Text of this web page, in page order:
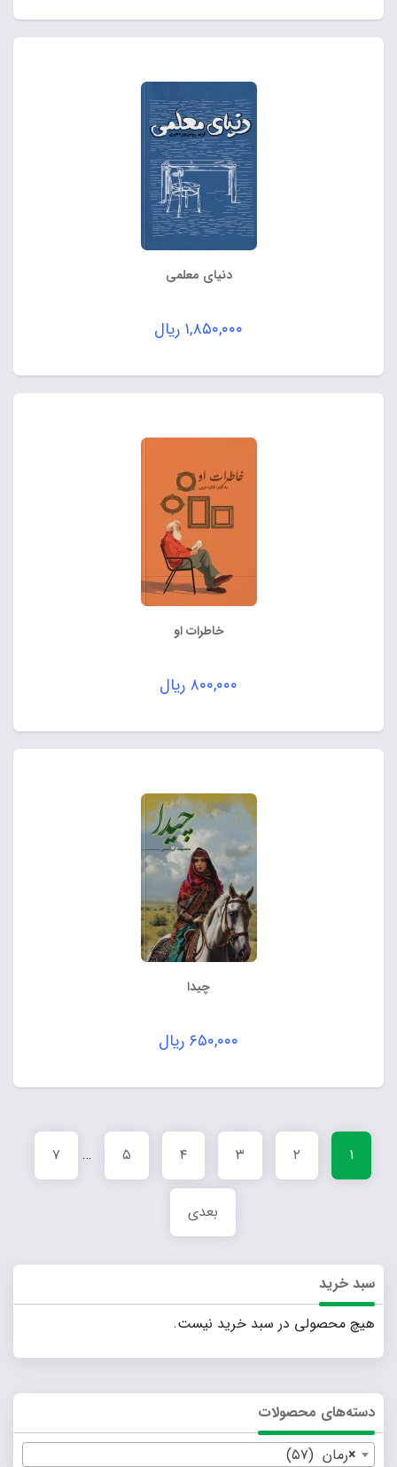
دنیای معلمی
۱,۸۵۰,۰۰۰ ریال
خاطرات او
۸۰۰,۰۰۰ ریال
چیدا
۶۵۰,۰۰۰ ریال
۱ ۲ ۳ ۴ ۵ … ۷
بعدی
سبد خرید
هیچ محصولی در سبد خرید نیست.
دسته‌های محصولات
×رمان (۵۷)